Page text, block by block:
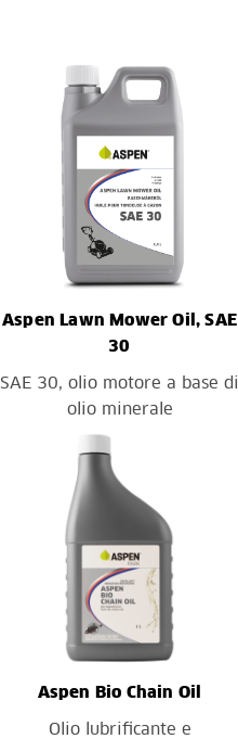
Aspen Lawn Mower Oil, SAE
30
SAE 30, olio motore a base di
olio minerale
Aspen Bio Chain Oil
Olio lubrificante e